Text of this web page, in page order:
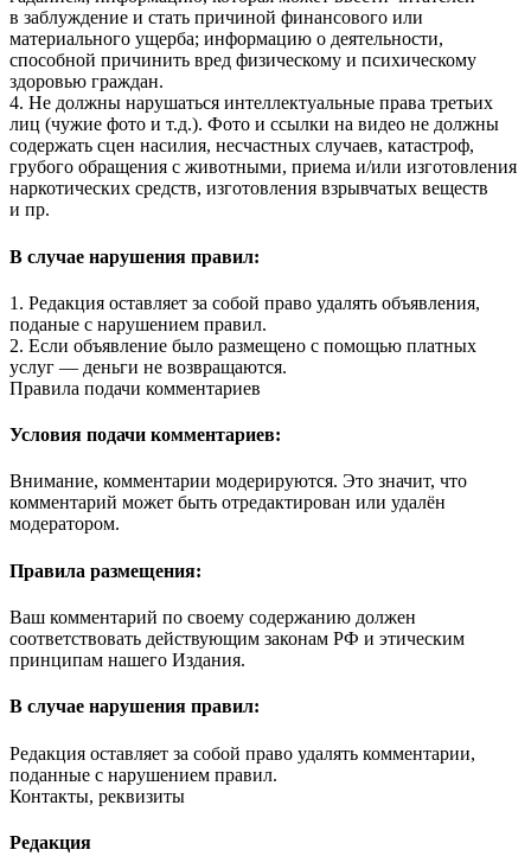
в заблуждение и стать причиной финансового или
материального ущерба; информацию о деятельности,
способной причинить вред физическому и психическому
здоровью граждан.
4. Не должны нарушаться интеллектуальные права третьих
лиц (чужие фото и т.д.). Фото и ссылки на видео не должны
содержать сцен насилия, несчастных случаев, катастроф,
грубого обращения с животными, приема и/или изготовления
наркотических средств, изготовления взрывчатых веществ
и пр.
В случае нарушения правил:
1. Редакция оставляет за собой право удалять объявления,
поданые с нарушением правил.
2. Если объявление было размещено с помощью платных
услуг — деньги не возвращаются.
Правила подачи комментариев
Условия подачи комментариев:
Внимание, комментарии модерируются. Это значит, что
комментарий может быть отредактирован или удалён
модератором.
Правила размещения:
Ваш комментарий по своему содержанию должен
соответствовать действующим законам РФ и этическим
принципам нашего Издания.
В случае нарушения правил:
Редакция оставляет за собой право удалять комментарии,
поданные с нарушением правил.
Контакты, реквизиты
Редакция